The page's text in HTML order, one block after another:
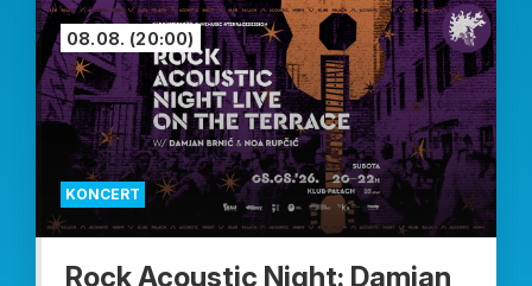
KONCERT
08.08. (20:00)
Rock Acoustic Night: Damjan